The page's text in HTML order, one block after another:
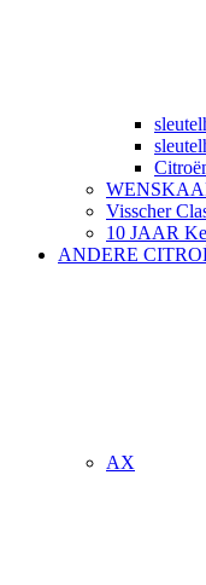
Visscher
10 JAAR
ANDERE
AX